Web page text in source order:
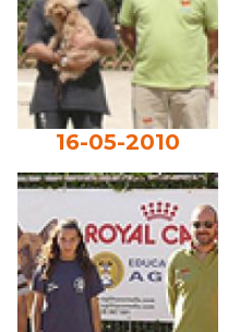
16-05-2010